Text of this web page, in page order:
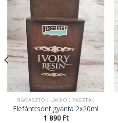
RAGASZTÓK LAKKOK PASZTÁK
Elefántcsont gyanta 2x20ml
1 890 Ft